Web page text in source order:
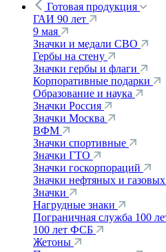
Готовая продукция
ГАИ 90 лет
9 мая
Значки и медали СВО
Гербы на стену
Значки гербы и флаги
Корпоративные подарки
Образование и наука
Значки Россия
Значки Москва
ВФМ
Значки спортивные
Значки ГТО
Значки госкорпораций
Значки нефтяных и
Значки
Нагрудные знаки
Пограничная служба 100
100 лет ФСБ
Жетоны